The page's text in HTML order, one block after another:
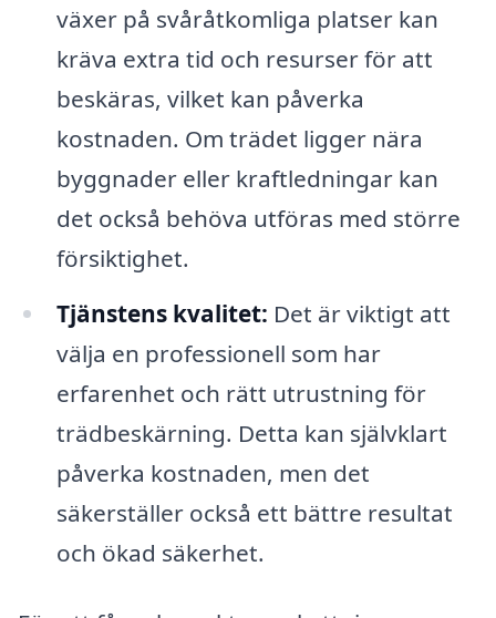
växer på svåråtkomliga platser kan
kräva extra tid och resurser för att
beskäras, vilket kan påverka
kostnaden. Om trädet ligger nära
byggnader eller kraftledningar kan
det också behöva utföras med större
försiktighet.
Tjänstens kvalitet: Det är viktigt att
välja en professionell som har
erfarenhet och rätt utrustning för
trädbeskärning. Detta kan självklart
påverka kostnaden, men det
säkerställer också ett bättre resultat
och ökad säkerhet.